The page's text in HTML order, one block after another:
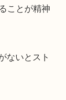
ことが精神
ないとスト